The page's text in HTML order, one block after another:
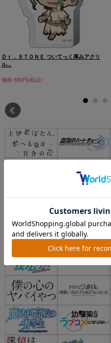
Ｄｒ．ＳＴＯＮＥ ついてっく厚みアクリ
ル...
価格:880円(税込)